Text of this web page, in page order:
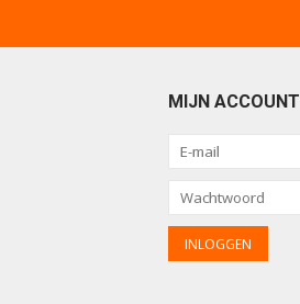
MIJN ACCOUNT